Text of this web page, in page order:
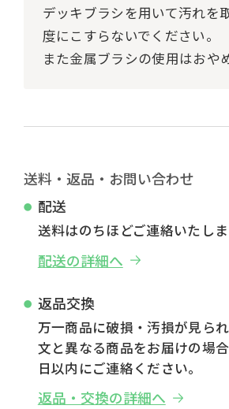
デッキブラシを用いて汚れを
度にこすらないでください。
また金属ブラシの使用はおや
送料・返品・お問い合わせ
配送
送料はのちほどご連絡いたしま
配送の詳細へ
返品交換
万一商品に破損・汚損が見ら
文と異なる商品をお届けの場
日以内にご連絡ください。
返品・交換の詳細へ